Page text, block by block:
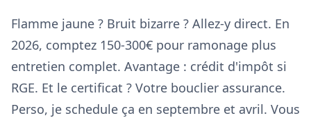
Flamme jaune ? Bruit bizarre ? Allez-y direct. En
2026, comptez 150-300€ pour ramonage plus
entretien complet. Avantage : crédit d'impôt si
RGE. Et le certificat ? Votre bouclier assurance.
Perso, je schedule ça en septembre et avril. Vous